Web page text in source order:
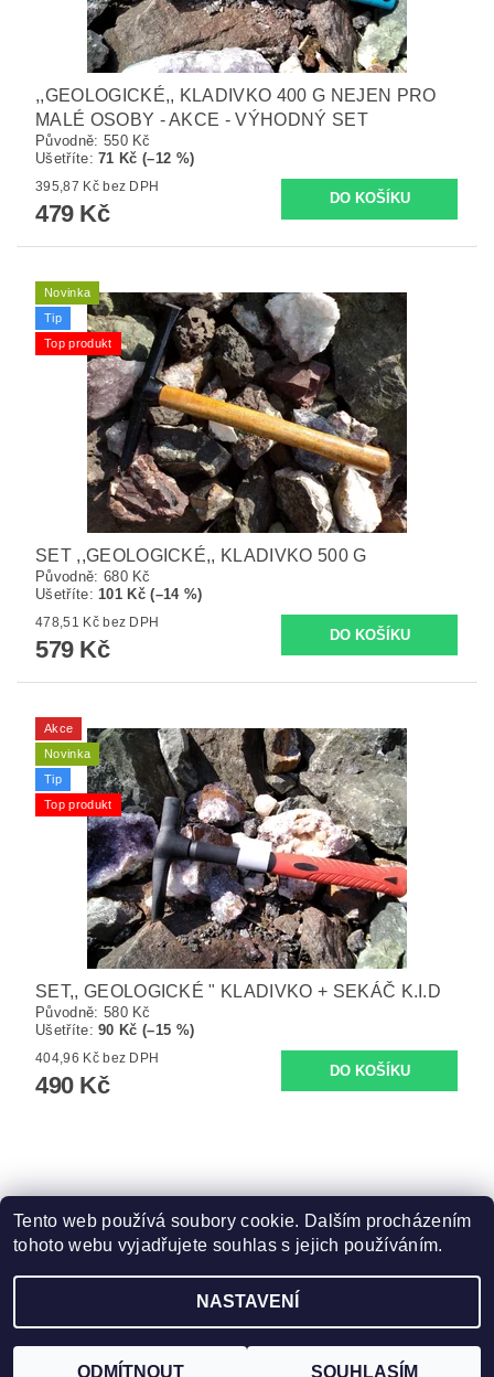
,,GEOLOGICKÉ,, KLADIVKO 400 G NEJEN PRO
MALÉ OSOBY - AKCE - VÝHODNÝ SET
Původně: 550 Kč
Ušetříte:71 Kč (–12 %)
395,87 Kč bez DPH
479 Kč
Novinka
Tip
Top produkt
SET ,,GEOLOGICKÉ,, KLADIVKO 500 G
Původně: 680 Kč
Ušetříte: 101 Kč (–14 %)
478,51 Kč bez DPH
579 Kč
Akce
Novinka
Tip
Top produkt
SET,, GEOLOGICKÉ " KLADIVKO + SEKÁČ K.I.D
Původně: 580 Kč
Ušetříte:90 Kč (–15 %)
404,96 Kč bez DPH
490 Kč
Zboží.cz | Heureka.cz
2026 ©ZooFit, všechna práva vyhrazenaUpravit nastavení cookies
Tento web používá soubory cookie. Dalším procházením
tohoto webu vyjadřujete souhlas s jejich používáním.
NASTAVENÍ
ODMÍTNOUT SOUHLASÍM